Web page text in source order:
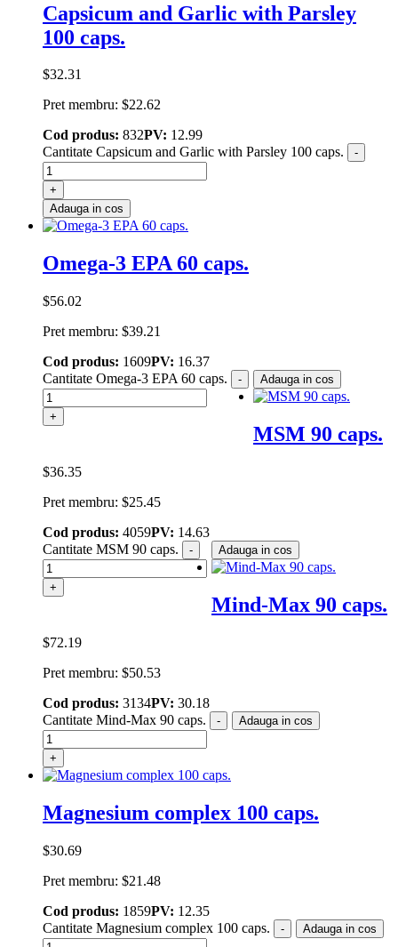
Capsicum and Garlic with Parsley
100 caps.
$32.31
Pret membru: $22.62
Cod produs: 832PV: 12.99
Cantitate Capsicum and Garlic with Parsley 100 caps.
-
+
Adauga in cos
Omega-3 EPA 60 caps.
$56.02
Pret membru: $39.21
Cod produs: 1609PV: 16.37
Cantitate Omega-3 EPA 60 caps.
-
+
Adauga in cos
MSM 90 caps.
$36.35
Pret membru: $25.45
Cod produs: 4059PV: 14.63
Cantitate MSM 90 caps.
-
+
Adauga in cos
Mind-Max 90 caps.
$72.19
Pret membru: $50.53
Cod produs: 3134PV: 30.18
Cantitate Mind-Max 90 caps.
-
+
Adauga in cos
Magnesium complex 100 caps.
$30.69
Pret membru: $21.48
Cod produs: 1859PV: 12.35
Cantitate Magnesium complex 100 caps.
- Adauga in cos